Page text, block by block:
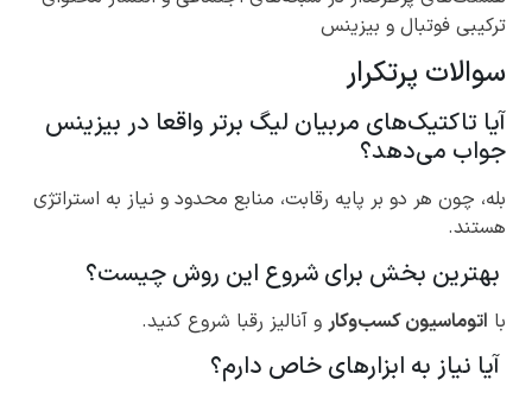
ترکیبی فوتبال و بیزینس
سوالات پرتکرار
آیا تاکتیک‌های مربیان لیگ برتر واقعا در بیزینس
جواب می‌دهد؟
بله، چون هر دو بر پایه رقابت، منابع محدود و نیاز به استراتژی
هستند.
بهترین بخش برای شروع این روش چیست؟
با اتوماسیون کسب‌وکار و آنالیز رقبا شروع کنید.
آیا نیاز به ابزارهای خاص دارم؟